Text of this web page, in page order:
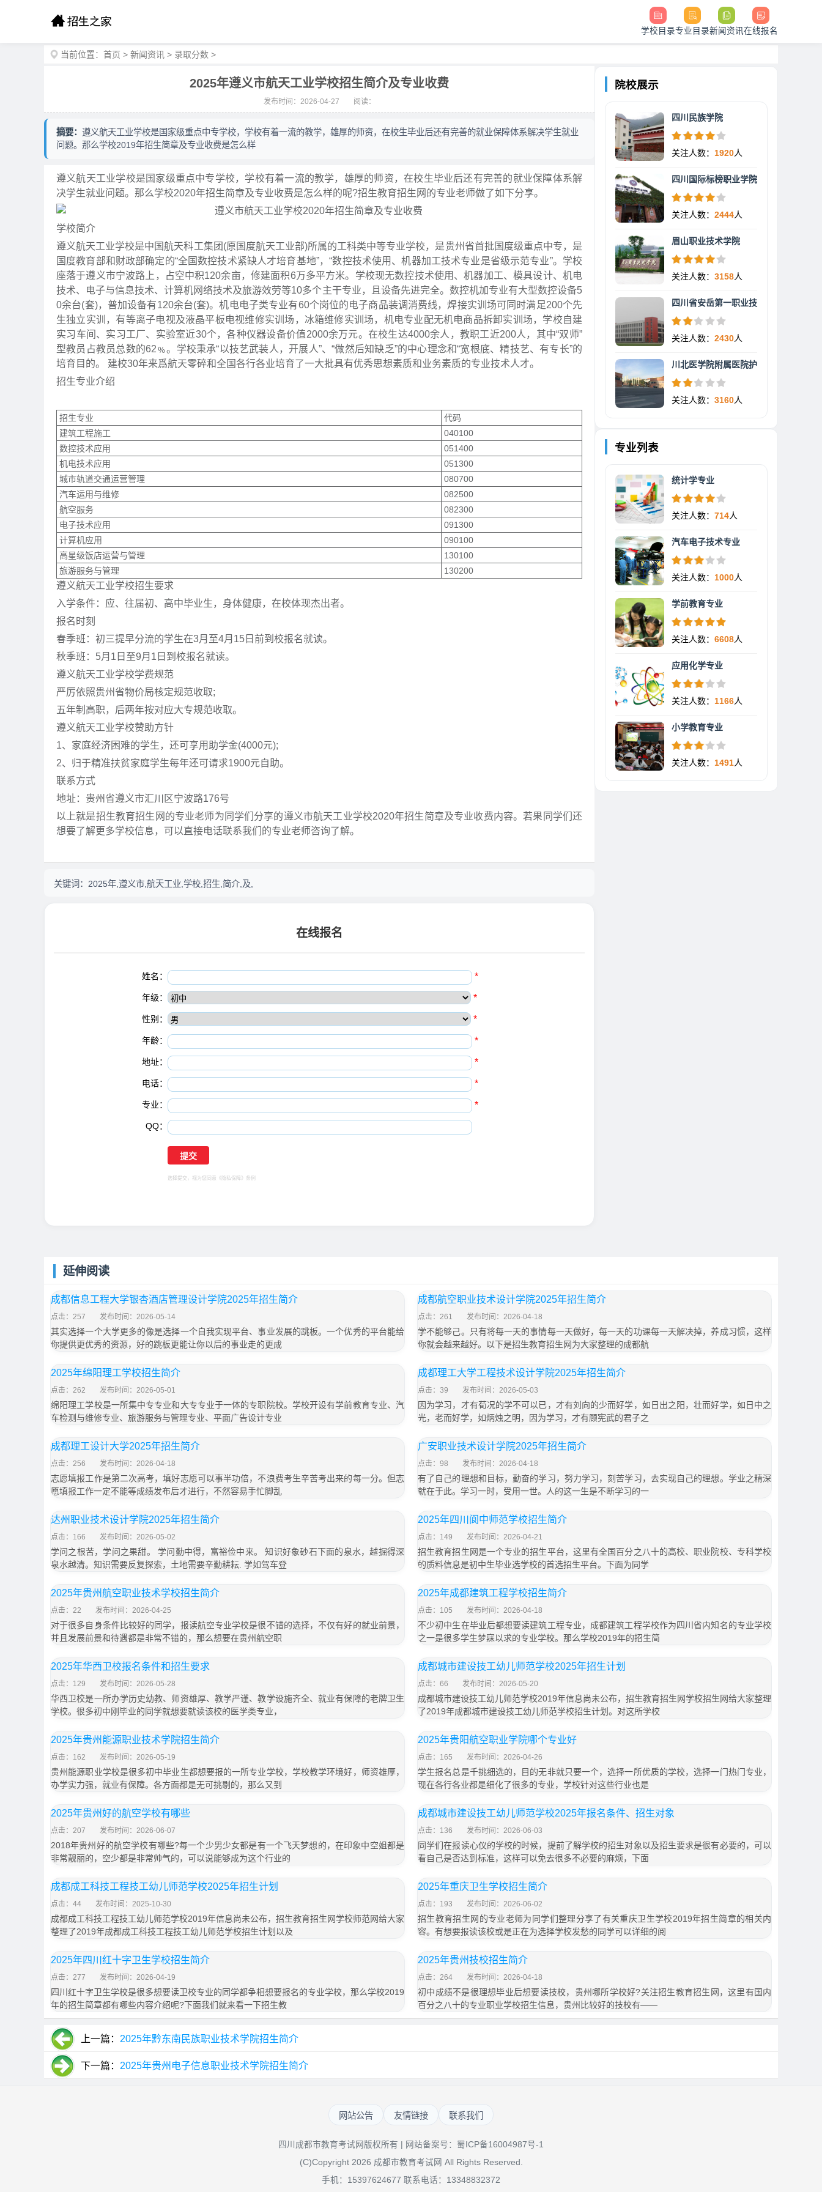
学校目录专业目录新闻资讯在线报名
当前位置： 首页 > 新闻资讯 > 录取分数 >
2025年遵义市航天工业学校招生简介及专业收费
发布时间：2026-04-27 阅读：
摘要： 遵义航天工业学校是国家级重点中专学校，学校有着一流的教学，雄厚的师资，在校生毕业后还有完善的就业保障体系解决学生就业
问题。那么学校2019年招生简章及专业收费是怎么样
遵义航天工业学校是国家级重点中专学校，学校有着一流的教学，雄厚的师资，在校生毕业后还有完善的就业保障体系解
决学生就业问题。那么学校2020年招生简章及专业收费是怎么样的呢?招生教育招生网的专业老师做了如下分享。
学校简介
遵义航天工业学校是中国航天科工集团(原国度航天工业部)所属的工科类中等专业学校，是贵州省首批国度级重点中专，是
国度教育部和财政部确定的“全国数控技术紧缺人才培育基地”，“数控技术使用、机器加工技术专业是省级示范专业”。学校
座落于遵义市宁波路上，占空中积120余亩，修建面积6万多平方米。学校现无数控技术使用、机器加工、模具设计、机电
技术、电子与信息技术、计算机网络技术及旅游效劳等10多个主干专业，且设备先进完全。数控机加专业有大型数控设备5
0余台(套)，普加设备有120余台(套)。机电电子类专业有60个岗位的电子商品装调消费线，焊接实训场可同时满足200个先
生独立实训，有等离子电视及液晶平板电视维修实训场，冰箱维修实训场，机电专业配无机电商品拆卸实训场，学校自建
实习车间、实习工厂、实验室近30个，各种仪器设备价值2000余万元。在校生达4000余人，教职工近200人，其中“双师”
型教员占教员总数的62﹪。学校秉承“以技艺武装人，开展人”、“做然后知缺乏”的中心理念和“宽根底、精技艺、有专长”的
培育目的。 建校30年来爲航天零碎和全国各行各业培育了一大批具有优秀思想素质和业务素质的专业技术人才。
招生专业介绍
招生专业
代码
建筑工程施工
040100
数控技术应用
051400
机电技术应用
051300
城市轨道交通运营管理
080700
汽车运用与维修
082500
航空服务
082300
电子技术应用
091300
计算机应用
090100
高星级饭店运营与管理
130100
旅游服务与管理
130200
遵义航天工业学校招生要求
入学条件：应、往届初、高中毕业生，身体健康，在校体现杰出者。
报名时刻
春季班：初三提早分流的学生在3月至4月15日前到校报名就读。
秋季班：5月1日至9月1日到校报名就读。
遵义航天工业学校学费规范
严厉依照贵州省物价局核定规范收取;
五年制高职，后两年按对应大专规范收取。
遵义航天工业学校赞助方针
1、家庭经济困难的学生，还可享用助学金(4000元);
2、归于精准扶贫家庭学生每年还可请求1900元自助。
联系方式
地址：贵州省遵义市汇川区宁波路176号
以上就是招生教育招生网的专业老师为同学们分享的遵义市航天工业学校2020年招生简章及专业收费内容。若果同学们还
想要了解更多学校信息，可以直接电话联系我们的专业老师咨询了解。
关键词： 2025年,遵义市,航天工业,学校,招生,简介,及,
在线报名
姓名： *
年级： *
性别： *
年龄： *
地址： *
电话： *
专业： *
QQ：
选择提交，视为您同意 《隐私保障》 条例
院校展示
四川民族学院
关注人数： 1920人
四川国际标榜职业学院
关注人数： 2444人
眉山职业技术学院
关注人数： 3158人
四川省安岳第一职业技
关注人数： 2430人
川北医学院附属医院护
关注人数： 3160人
专业列表
统计学专业
关注人数： 714人
汽车电子技术专业
关注人数： 1000人
学前教育专业
关注人数： 6608人
应用化学专业
关注人数： 1166人
小学教育专业
关注人数： 1491人
延伸阅读
成都信息工程大学银杏酒店管理设计学院2025年招生简介
点击：257 发布时间：2026-05-14
其实选择一个大学更多的像是选择一个自我实现平台、事业发展的跳板。一个优秀的平台能给
你提供更优秀的资源，好的跳板更能让你以后的事业走的更成
成都航空职业技术设计学院2025年招生简介
点击：261 发布时间：2026-04-18
学不能够己。只有将每一天的事情每一天做好，每一天的功课每一天解决掉，养成习惯，这样
你就会越来越好。以下是招生教育招生网为大家整理的成都航
2025年绵阳理工学校招生简介
点击：262 发布时间：2026-05-01
绵阳理工学校是一所集中专专业和大专专业于一体的专职院校。学校开设有学前教育专业、汽
车检测与维修专业、旅游服务与管理专业、平面广告设计专业
成都理工大学工程技术设计学院2025年招生简介
点击：39 发布时间：2026-05-03
因为学习，才有荀况的学不可以已，才有刘向的少而好学，如日出之阳，壮而好学，如日中之
光，老而好学，如炳烛之明，因为学习，才有顾宪武的君子之
成都理工设计大学2025年招生简介
点击：256 发布时间：2026-04-18
志愿填报工作是第二次高考，填好志愿可以事半功倍，不浪费考生辛苦考出来的每一分。但志
愿填报工作一定不能等成绩发布后才进行，不然容易手忙脚乱
广安职业技术设计学院2025年招生简介
点击：98 发布时间：2026-04-18
有了自己的理想和目标，勤奋的学习，努力学习，刻苦学习，去实现自己的理想。学业之精深
就在于此。学习一时，受用一世。人的这一生是不断学习的一
达州职业技术设计学院2025年招生简介
点击：166 发布时间：2026-05-02
学问之根苦，学问之果甜。 学问勤中得，富裕俭中来。 知识好象砂石下面的泉水，越掘得深
泉水越清。知识需要反复探索，土地需要辛勤耕耘. 学如驾车登
2025年四川阆中师范学校招生简介
点击：149 发布时间：2026-04-21
招生教育招生网是一个专业的招生平台，这里有全国百分之八十的高校、职业院校、专科学校
的质料信息是初中生毕业选学校的首选招生平台。下面为同学
2025年贵州航空职业技术学校招生简介
点击：22 发布时间：2026-04-25
对于很多自身条件比较好的同学，报读航空专业学校是很不错的选择，不仅有好的就业前景，
并且发展前景和待遇都是非常不错的，那么想要在贵州航空职
2025年成都建筑工程学校招生简介
点击：105 发布时间：2026-04-18
不少初中生在毕业后都想要读建筑工程专业，成都建筑工程学校作为四川省内知名的专业学校
之一是很多学生梦寐以求的专业学校。那么学校2019年的招生简
2025年华西卫校报名条件和招生要求
点击：129 发布时间：2026-05-28
华西卫校是一所办学历史幼教、师资雄厚、教学严谨、教学设施齐全、就业有保障的老牌卫生
学校。很多初中刚毕业的同学就想要就读该校的医学类专业，
成都城市建设技工幼儿师范学校2025年招生计划
点击：66 发布时间：2026-05-20
成都城市建设技工幼儿师范学校2019年信息尚未公布，招生教育招生网学校招生网给大家整理
了2019年成都城市建设技工幼儿师范学校招生计划。对这所学校
2025年贵州能源职业技术学院招生简介
点击：162 发布时间：2026-05-19
贵州能源职业学校是很多初中毕业生都想要报的一所专业学校，学校教学环境好，师资雄厚，
办学实力强，就业有保障。各方面都是无可挑剔的，那么又到
2025年贵阳航空职业学院哪个专业好
点击：165 发布时间：2026-04-26
学生报名总是千挑细选的，目的无非就只要一个，选择一所优质的学校，选择一门热门专业，
现在各行各业都是细化了很多的专业，学校针对这些行业也是
2025年贵州好的航空学校有哪些
点击：207 发布时间：2026-06-07
2018年贵州好的航空学校有哪些?每一个少男少女都是有一个飞天梦想的，在印象中空姐都是
非常靓丽的，空少都是非常帅气的，可以说能够成为这个行业的
成都城市建设技工幼儿师范学校2025年报名条件、招生对象
点击：136 发布时间：2026-06-03
同学们在报读心仪的学校的时候，提前了解学校的招生对象以及招生要求是很有必要的，可以
看自己是否达到标准，这样可以免去很多不必要的麻烦，下面
成都成工科技工程技工幼儿师范学校2025年招生计划
点击：44 发布时间：2025-10-30
成都成工科技工程技工幼儿师范学校2019年信息尚未公布，招生教育招生网学校师范网给大家
整理了2019年成都成工科技工程技工幼儿师范学校招生计划以及
2025年重庆卫生学校招生简介
点击：193 发布时间：2026-06-02
招生教育招生网的专业老师为同学们整理分享了有关重庆卫生学校2019年招生简章的相关内
容。有想要报读该校或是正在为选择学校发愁的同学可以详细的阅
2025年四川红十字卫生学校招生简介
点击：277 发布时间：2026-04-19
四川红十字卫生学校是很多想要读卫校专业的同学都争相想要报名的专业学校，那么学校2019
年的招生简章都有哪些内容介绍呢?下面我们就来看一下招生教
2025年贵州技校招生简介
点击：264 发布时间：2026-04-18
初中成绩不是很理想毕业后想要读技校，贵州哪所学校好?关注招生教育招生网，这里有国内
百分之八十的专业职业学校招生信息，贵州比较好的技校有——
上一篇： 2025年黔东南民族职业技术学院招生简介
下一篇： 2025年贵州电子信息职业技术学院招生简介
网站公告 友情链接 联系我们
四川成都市教育考试网版权所有 | 网站备案号： 蜀ICP备16004987号-1
(C)Copyright 2026 成都市教育考试网 All Rights Reserved.
手机：15397624677 联系电话：13348832372